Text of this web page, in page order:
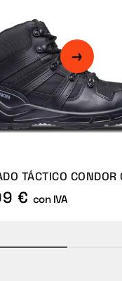
TÁCTICO
€ con IVA